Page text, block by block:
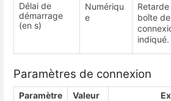
Délai de
démarrage
(en s)
Numériqu
e
boîte
indiqué.
Paramètres de connexion
Paramètre Valeur